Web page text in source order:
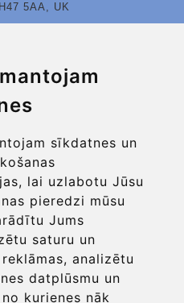
sīkdatnes un
lai uzlabotu Jūsu
pieredzi mūsu
Jums
saturu un
analizētu
datplūsmu un
kurienes nāk
5AA, UK
preferences
with STRIPE